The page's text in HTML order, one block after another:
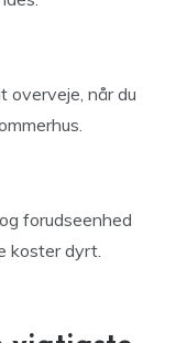
overveje, når du
forudseenhed
koster dyrt.